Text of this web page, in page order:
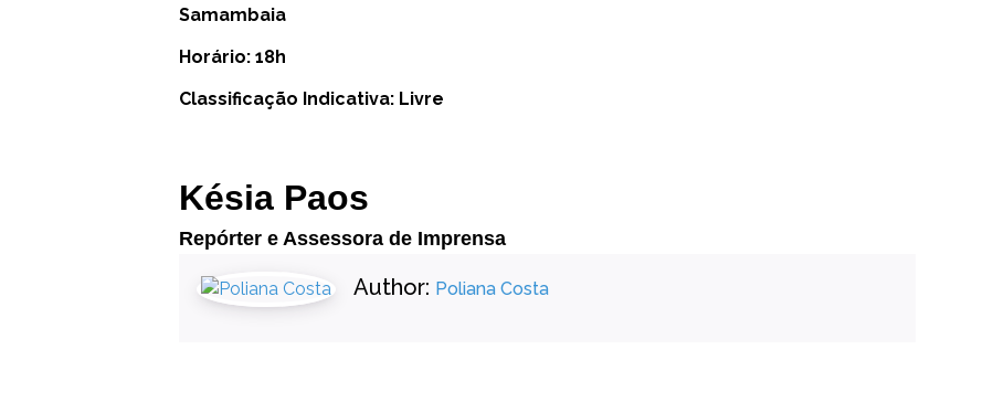
Samambaia
Horário: 18h
Classificação Indicativa: Livre
Késia Paos
Repórter e Assessora de Imprensa
Author: Poliana Costa